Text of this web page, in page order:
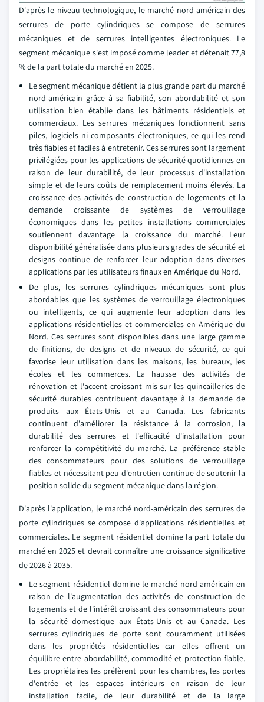
D'après le niveau technologique, le marché nord-américain des
serrures de porte cylindriques se compose de serrures
mécaniques et de serrures intelligentes électroniques. Le
segment mécanique s'est imposé comme leader et détenait 77,8
% de la part totale du marché en 2025.
Le segment mécanique détient la plus grande part du marché
nord-américain grâce à sa fiabilité, son abordabilité et son
utilisation bien établie dans les bâtiments résidentiels et
commerciaux. Les serrures mécaniques fonctionnent sans
piles, logiciels ni composants électroniques, ce qui les rend
très fiables et faciles à entretenir. Ces serrures sont largement
privilégiées pour les applications de sécurité quotidiennes en
raison de leur durabilité, de leur processus d'installation
simple et de leurs coûts de remplacement moins élevés. La
croissance des activités de construction de logements et la
demande croissante de systèmes de verrouillage
économiques dans les petites installations commerciales
soutiennent davantage la croissance du marché. Leur
disponibilité généralisée dans plusieurs grades de sécurité et
designs continue de renforcer leur adoption dans diverses
applications par les utilisateurs finaux en Amérique du Nord.
De plus, les serrures cylindriques mécaniques sont plus
abordables que les systèmes de verrouillage électroniques
ou intelligents, ce qui augmente leur adoption dans les
applications résidentielles et commerciales en Amérique du
Nord. Ces serrures sont disponibles dans une large gamme
de finitions, de designs et de niveaux de sécurité, ce qui
favorise leur utilisation dans les maisons, les bureaux, les
écoles et les commerces. La hausse des activités de
rénovation et l'accent croissant mis sur les quincailleries de
sécurité durables contribuent davantage à la demande de
produits aux États-Unis et au Canada. Les fabricants
continuent d'améliorer la résistance à la corrosion, la
durabilité des serrures et l'efficacité d'installation pour
renforcer la compétitivité du marché. La préférence stable
des consommateurs pour des solutions de verrouillage
fiables et nécessitant peu d'entretien continue de soutenir la
position solide du segment mécanique dans la région.
D'après l'application, le marché nord-américain des serrures de
porte cylindriques se compose d'applications résidentielles et
commerciales. Le segment résidentiel domine la part totale du
marché en 2025 et devrait connaître une croissance significative
de 2026 à 2035.
Le segment résidentiel domine le marché nord-américain en
raison de l'augmentation des activités de construction de
logements et de l'intérêt croissant des consommateurs pour
la sécurité domestique aux États-Unis et au Canada. Les
serrures cylindriques de porte sont couramment utilisées
dans les propriétés résidentielles car elles offrent un
équilibre entre abordabilité, commodité et protection fiable.
Les propriétaires les préfèrent pour les chambres, les portes
d'entrée et les espaces intérieurs en raison de leur
installation facile, de leur durabilité et de la large